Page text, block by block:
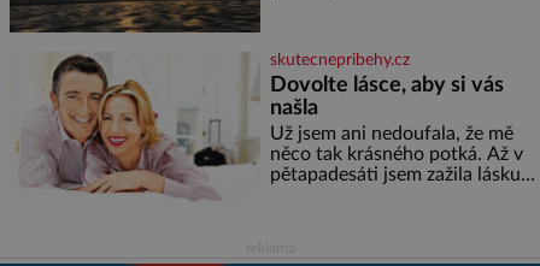
Proč má pláž takové netypické
zbarvení? Nakolik jsou pravd
skutecnepribehy.cz
Dovolte lásce, aby si vás
našla
Už jsem ani nedoufala, že mě
něco tak krásného potká. Až v
pětapadesáti jsem zažila lásku